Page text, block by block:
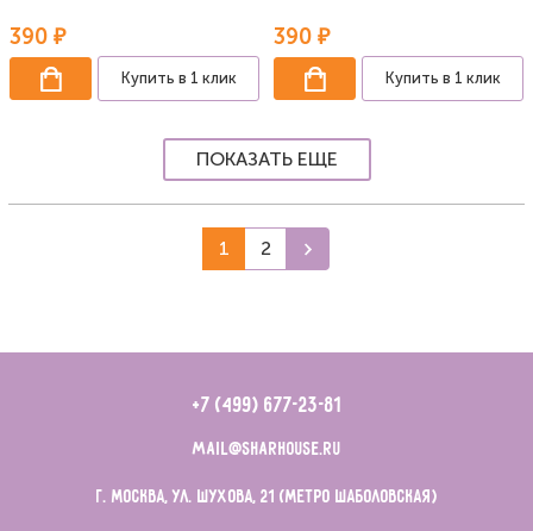
390 ₽
Купить в 1 клик
390 ₽
Купить в 1 клик
ПОКАЗАТЬ ЕЩЕ
1 2
+7 (499) 677-23-81
mail@sharhouse.ru
г. Москва, ул. Шухова, 21 (метро Шаболовская)